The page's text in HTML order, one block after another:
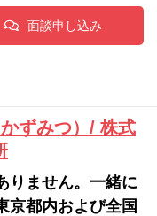
面談申し込み
ずみつ）/ 株式
りません。一緒に
京都内および全国